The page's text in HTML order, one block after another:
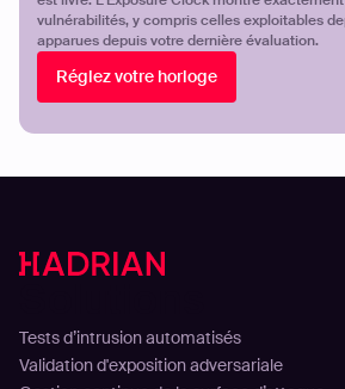
vulnérabilités, y compris celles exploitables
apparues depuis votre dernière évaluation.
Réglez votre horloge
Tests d’intrusion automatisés
Validation d'exposition adversariale